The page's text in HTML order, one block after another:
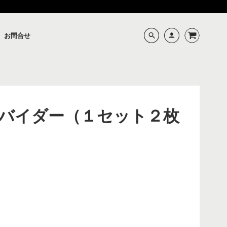
お問合せ
イダー（１セット２枚